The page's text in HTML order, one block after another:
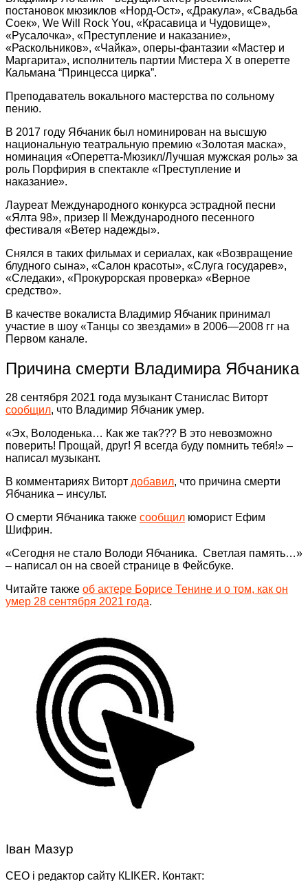
постановок мюзиклов «Норд-Ост», «Дракула», «Свадьба
Соек», We Will Rock You, «Красавица и Чудовище»,
«Русалочка», «Преступление и наказание»,
«Раскольников», «Чайка», оперы-фантазии «Мастер и
Маргарита», исполнитель партии Мистера Х в оперетте
Кальмана “Принцесса цирка”.
Преподаватель вокального мастерства по сольному
пению.
В 2017 году Ябчаник был номинирован на высшую
национальную театральную премию «Золотая маска»,
номинация «Оперетта-Мюзикл/Лучшая мужская роль» за
роль Порфирия в спектакле «Преступление и
наказание».
Лауреат Международного конкурса эстрадной песни
«Ялта 98», призер II Международного песенного
фестиваля «Ветер надежды».
Снялся в таких фильмах и сериалах, как «Возвращение
блудного сына», «Салон красоты», «Слуга государев»,
«Следаки», «Прокурорская проверка» «Верное
средство».
В качестве вокалиста Владимир Ябчаник принимал
участие в шоу «Танцы со звездами» в 2006—2008 гг на
Первом канале.
Причина смерти Владимира Ябчаника
28 сентября 2021 года музыкант Станислас Виторт
сообщил, что Владимир Ябчаник умер.
«Эх, Володенька… Как же так??? В это невозможно
поверить! Прощай, друг! Я всегда буду помнить тебя!» –
написал музыкант.
В комментариях Виторт добавил, что причина смерти
Ябчаника – инсульт.
О смерти Ябчаника также сообщил юморист Ефим
Шифрин.
«Сегодня не стало Володи Ябчаника. Светлая память…»
– написал он на своей странице в Фейсбуке.
Читайте также об актере Борисе Тенине и о том, как он
умер 28 сентября 2021 года.
Іван Мазур
CEO і редактор сайту КLIKER. Контакт: